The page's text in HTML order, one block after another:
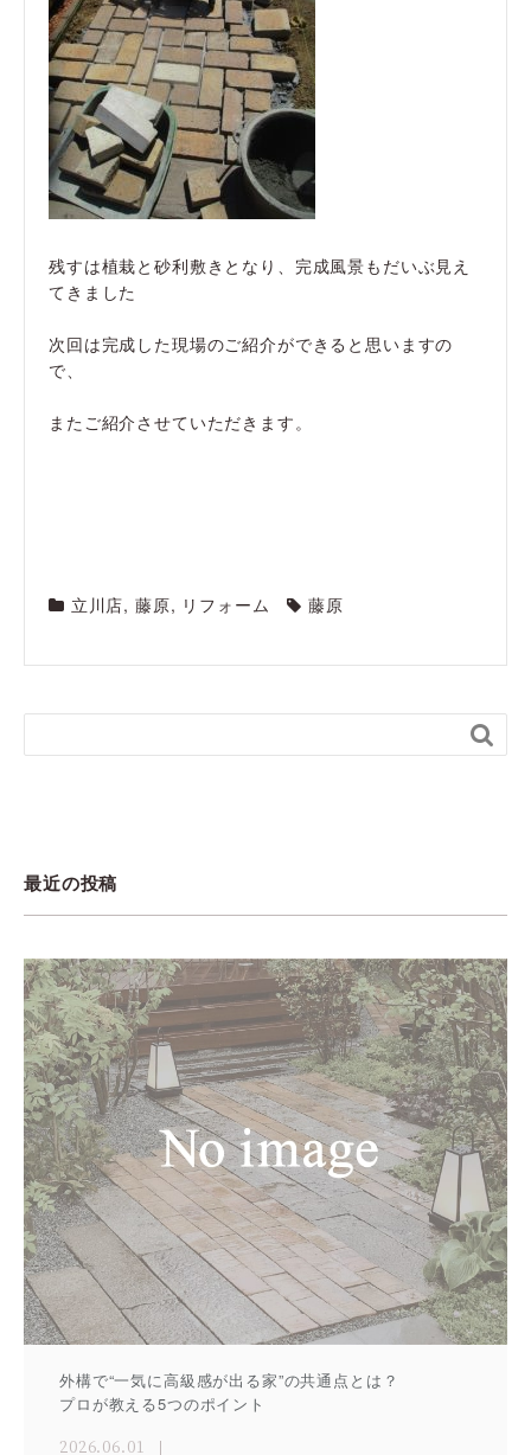
残すは植栽と砂利敷きとなり、完成風景もだいぶ見え
てきました
次回は完成した現場のご紹介ができると思いますの
で、
またご紹介させていただきます。
立川店, 藤原, リフォーム 藤原

最近の投稿
外構で“一気に高級感が出る家”の共通点とは？
プロが教える5つのポイント
2026.06.01